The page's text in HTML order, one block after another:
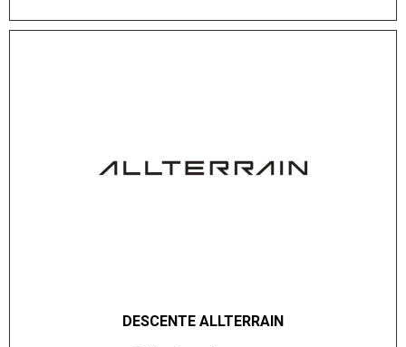
DESCENTE ALLTERRAIN